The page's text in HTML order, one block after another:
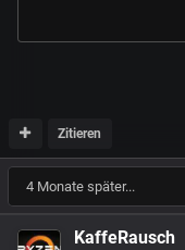
Zitieren
4 Monate später...
KaffeRausch